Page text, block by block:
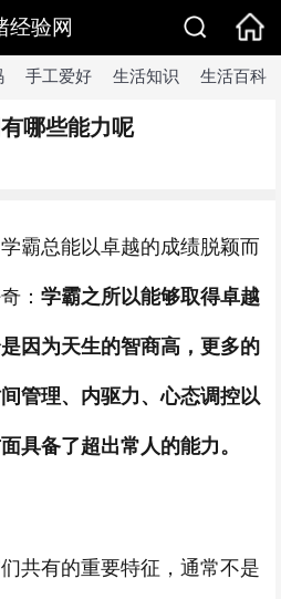
经验网
手工爱好 生活知识 生活百科
哪些能力呢
霸总能以卓越的成绩脱颖而
： 学霸之所以能够取得卓越
因为天生的智商高，更多的
管理、内驱力、心态调控以
具备了超出常人的能力。
共有的重要特征，通常不是